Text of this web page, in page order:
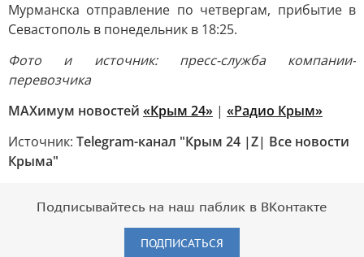
Мурманска отправление по четвергам, прибытие в
Севастополь в понедельник в 18:25.
Фото и источник: пресс-служба компании-
перевозчика
MAXимум новостей «Крым 24» | «Радио Крым»
Источник: Telegram-канал "Крым 24 |Z| Все новости
Крыма"
Подписывайтесь на наш паблик в ВКонтакте
ПОДПИСАТЬСЯ